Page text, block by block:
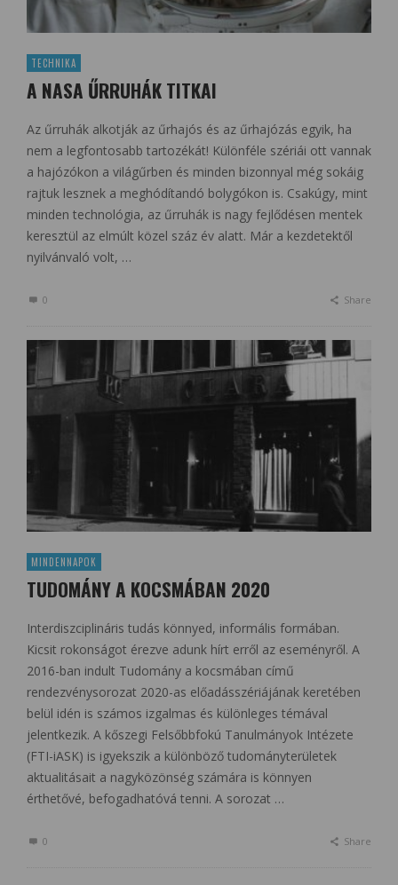
TECHNIKA
A NASA ŰRRUHÁK TITKAI
Az űrruhák alkotják az űrhajós és az űrhajózás egyik, ha
nem a legfontosabb tartozékát! Különféle szériái ott vannak
a hajózókon a világűrben és minden bizonnyal még sokáig
rajtuk lesznek a meghódítandó bolygókon is. Csakúgy, mint
minden technológia, az űrruhák is nagy fejlődésen mentek
keresztül az elmúlt közel száz év alatt. Már a kezdetektől
nyilvánvaló volt, …
0 Share
MINDENNAPOK
TUDOMÁNY A KOCSMÁBAN 2020
Interdiszciplináris tudás könnyed, informális formában.
Kicsit rokonságot érezve adunk hírt erről az eseményről. A
2016-ban indult Tudomány a kocsmában című
rendezvénysorozat 2020-as előadásszériájának keretében
belül idén is számos izgalmas és különleges témával
jelentkezik. A kőszegi Felsőbbfokú Tanulmányok Intézete
(FTI-iASK) is igyekszik a különböző tudományterületek
aktualitásait a nagyközönség számára is könnyen
érthetővé, befogadhatóvá tenni. A sorozat …
0 Share